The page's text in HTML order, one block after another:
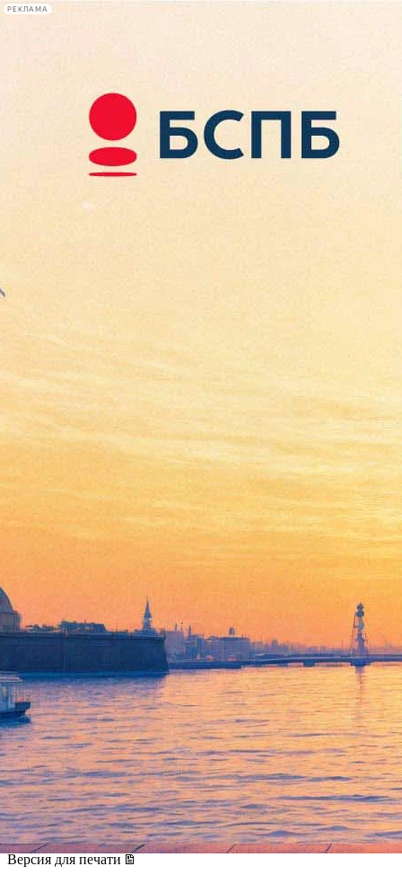
РЕКЛАМА
Сегодня:
2026.08.08
12:32
Афиша Plus
Юбилей и годовщину смерти
Дэвида Боуи отметят
киносеансом
08 января 2017, воскресенье,21.05
Версия для печати